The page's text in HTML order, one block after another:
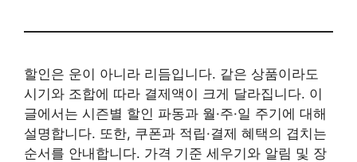
할인은 운이 아니라 리듬입니다. 같은 상품이라도
시기와 조합에 따라 결제액이 크게 달라집니다. 이
글에서는 시즌별 할인 파동과 월·주·일 주기에 대해
설명합니다. 또한, 쿠폰과 적립·결제 혜택의 겹치는
순서를 안내합니다. 가격 기준 세우기와 알림 및 장